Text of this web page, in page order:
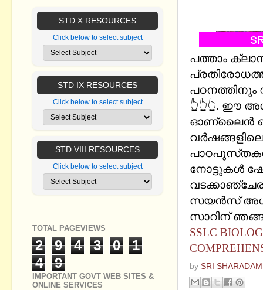
പത്താം
പഠനത്തിനും
👆👆👆. ഈ
ഓണ്ലൈൻ
നോട്ടുകൾ
സയൻസ്
സാറിന്
SSLC
by SRI
STD X RESOURCES
Click below to select subject
STD IX RESOURCES
Click below to select subject
STD VIII RESOURCES
Click below to select subject
TOTAL PAGEVIEWS
2 9 4 3 0
1
4
9
IMPORTANT GOVT WEB SITES &
ONLINE SERVICES